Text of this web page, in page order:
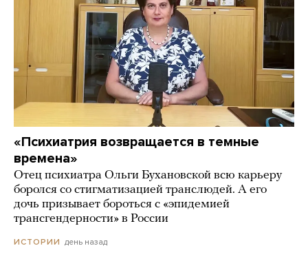
«Психиатрия возвращается в темные
времена»
Отец психиатра Ольги Бухановской всю карьеру
боролся со стигматизацией транслюдей. А его
дочь призывает бороться с «эпидемией
трансгендерности» в России
ИСТОРИИ день назад